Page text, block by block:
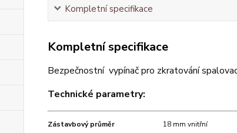
Kompletní specifikace
Kompletní specifikace
Bezpečnostní vypínač pro zkratování
Technické parametry:
Zástavbový průměr
18 mm vnitřní